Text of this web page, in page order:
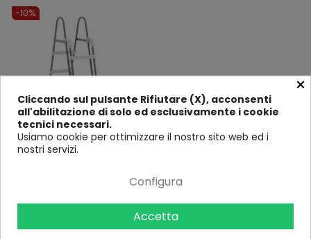
-10%
Intex Scaletta 4 Gradini 107
×
Cliccando sul pulsante Rifiutare (X), acconsenti
all'abilitazione di solo ed esclusivamente i cookie
tecnici necessari.
Usiamo cookie per ottimizzare il nostro sito web ed i
nostri servizi.
Configura
Accetta